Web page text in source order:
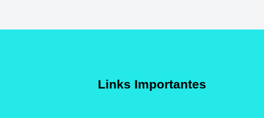
Links Importantes